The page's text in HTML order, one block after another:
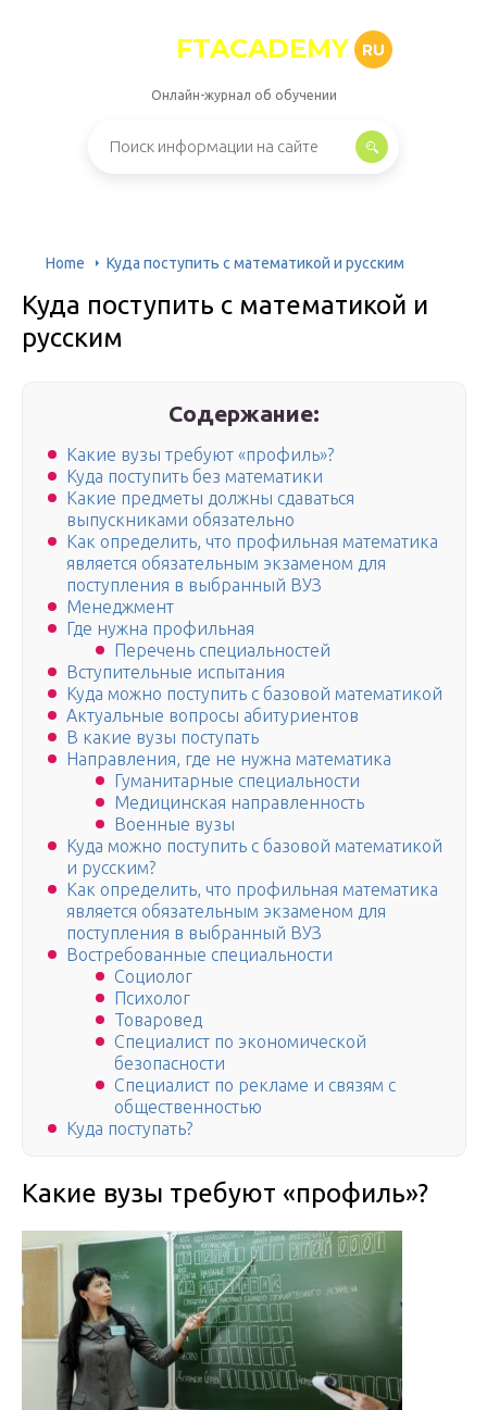
FTACADEMY RU
Онлайн-журнал об обучении
Home Куда поступить с математикой и русским
Куда поступить с математикой и
русским
Содержание:
Какие вузы требуют «профиль»?
Куда поступить без математики
Какие предметы должны сдаваться
выпускниками обязательно
Как определить, что профильная математика
является обязательным экзаменом для
поступления в выбранный ВУЗ
Менеджмент
Где нужна профильная
Перечень специальностей
Вступительные испытания
Куда можно поступить с базовой математикой
Актуальные вопросы абитуриентов
В какие вузы поступать
Направления, где не нужна математика
Гуманитарные специальности
Медицинская направленность
Военные вузы
Куда можно поступить с базовой математикой
и русским?
Как определить, что профильная математика
является обязательным экзаменом для
поступления в выбранный ВУЗ
Востребованные специальности
Социолог
Психолог
Товаровед
Специалист по экономической
безопасности
Специалист по рекламе и связям с
общественностью
Куда поступать?
Какие вузы требуют «профиль»?